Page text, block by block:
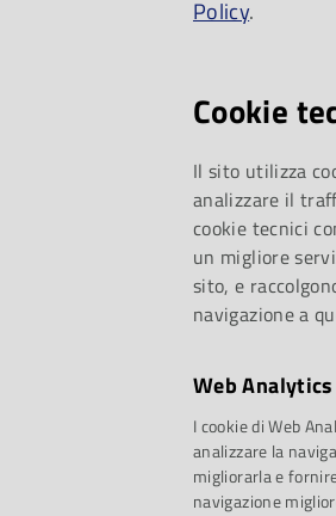
Sachs
Policy.
Cookie
Il sito utilizza
analizzare il
cookie tecnici
un migliore
sito, e
navigazione a
Web
I cookie di Web
analizzare la
migliorarla e
navigazione